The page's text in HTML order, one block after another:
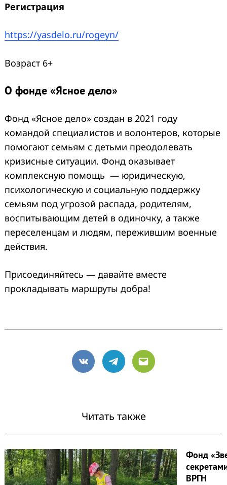
Регистрация
https://yasdelo.ru/rogeyn/
Возраст 6+
О фонде «Ясное дело»
Фонд «Ясное дело» создан в 2021 году
командой специалистов и волонтеров, которые
помогают семьям с детьми преодолевать
кризисные ситуации. Фонд оказывает
комплексную помощь — юридическую,
психологическую и социальную поддержку
семьям под угрозой распада, родителям,
воспитывающим детей в одиночку, а также
переселенцам и людям, пережившим военные
действия.
Присоединяйтесь — давайте вместе
прокладывать маршруты добра!
VK Telegram
Email
Читать также
Фонд
ВРГН